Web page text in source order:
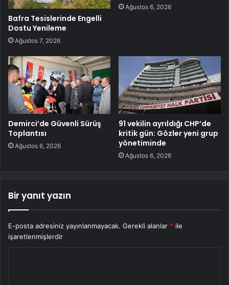
Bafra Tesislerinde Engelli
Dostu Yenileme
Ağustos 7, 2026
Ağustos 6, 2026
Demirci’de Güvenli Sürüş
Toplantısı
Ağustos 6, 2026
91 vekilin ayrıldığı CHP’de
kritik gün: Gözler yeni grup
yönetiminde
Ağustos 6, 2026
Bir yanıt yazın
E-posta adresiniz yayınlanmayacak. Gerekli alanlar * ile
işaretlenmişlerdir